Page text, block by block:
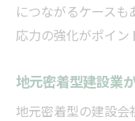
につながるケース
応力の強化がポイン
地元密着型建設業
地元密着型の建設